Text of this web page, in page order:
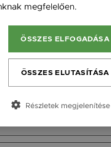
14K
14K
14K
megfelelően.
ÖSSZES ELFOGADÁSA
ÖSSZES ELUTASÍTÁSA
Részletek megjelenítése